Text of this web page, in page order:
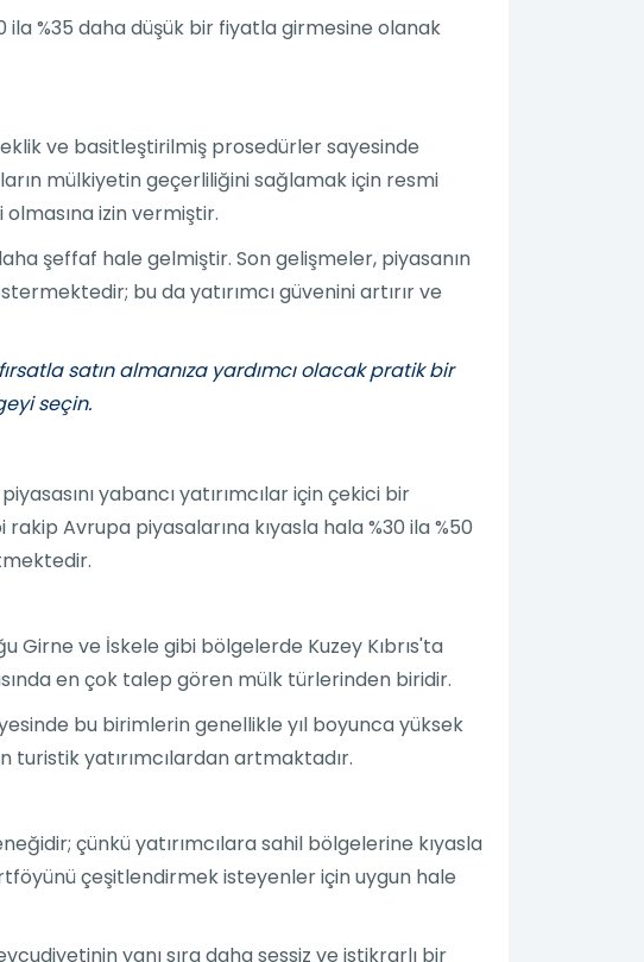
ila %35 daha düşük bir fiyatla girmesine olanak
ve basitleştirilmiş prosedürler sayesinde
mülkiyetin geçerliliğini sağlamak için resmi
izin vermiştir.
şeffaf hale gelmiştir. Son gelişmeler, piyasanın
bu da yatırımcı güvenini artırır ve
satın almanıza yardımcı olacak pratik bir
seçin.
yabancı yatırımcılar için çekici bir
Avrupa piyasalarına kıyasla hala %30 ila %50
Girne ve İskele gibi bölgelerde Kuzey Kıbrıs'ta
en çok talep gören mülk türlerinden biridir.
bu birimlerin genellikle yıl boyunca yüksek
yatırımcılardan artmaktadır.
çünkü yatırımcılara sahil bölgelerine kıyasla
çeşitlendirmek isteyenler için uygun hale
yanı sıra daha sessiz ve istikrarlı bir